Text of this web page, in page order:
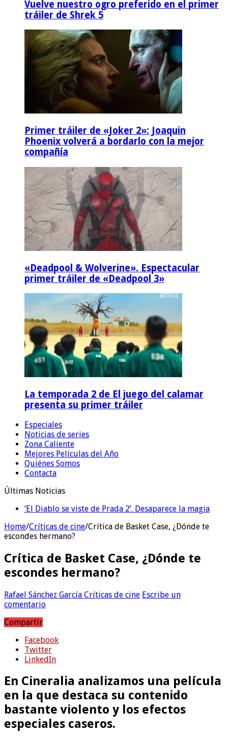
Vuelve nuestro ogro preferido en el primer
tráiler de Shrek 5
Primer tráiler de «Joker 2»: Joaquin
Phoenix volverá a bordarlo con la mejor
compañía
«Deadpool & Wolverine». Espectacular
primer tráiler de «Deadpool 3»
La temporada 2 de El juego del calamar
presenta su primer tráiler
Especiales
Noticias de series
Zona Caliente
Mejores Películas del Año
Quiénes Somos
Contacta
Últimas Noticias
‘El Diablo se viste de Prada 2’. Desaparece la magia
Home/Críticas de cine/Crítica de Basket Case, ¿Dónde te
escondes hermano?
Crítica de Basket Case, ¿Dónde te
escondes hermano?
Rafael Sánchez García Críticas de cine Escribe un
comentario
Compartir
Facebook
Twitter
LinkedIn
En Cineralia analizamos una película
en la que destaca su contenido
bastante violento y los efectos
especiales caseros.